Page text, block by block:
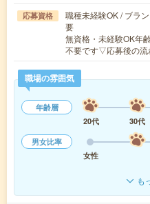
応募資格
職種未経験OK / ブラ
要
無資格・未経験OK年
不要です▽応募後の
職場の雰囲気
年齢層
20代
30代
男女比率
女性
も